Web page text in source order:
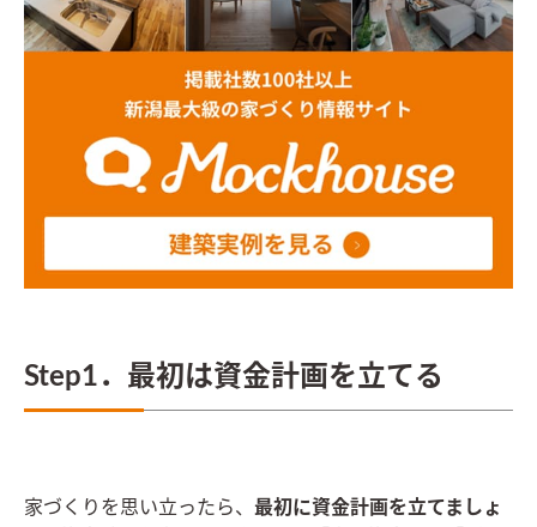
Step1．最初は資金計画を立てる
家づくりを思い立ったら、 最初に資金計画を立てましょ